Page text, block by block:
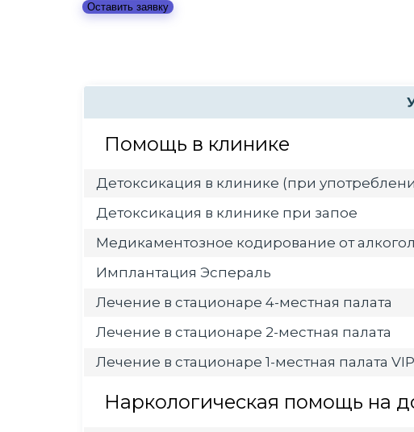
Оставить заявку
Помощь в клинике
Детоксикация в клинике (при
Детоксикация в клинике при запое
Медикаментозное кодирование от
Имплантация Эспераль
Лечение в стационаре 4-местная палата
Лечение в стационаре 2-местная палата
Лечение в стационаре 1-местная палата VIP
Наркологическая помощь на